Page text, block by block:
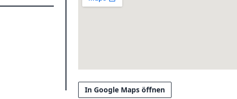
In Google Maps öffnen